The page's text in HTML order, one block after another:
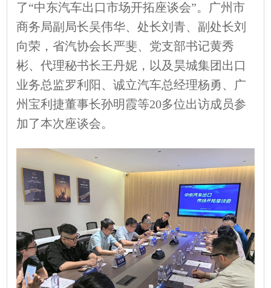
了“中东汽车出口市场开拓座谈会”。广州市
商务局副局长吴伟华、处长刘青、副处长刘
向荣，省汽协会长严斐、党支部书记黄秀
彬、代理秘书长王丹妮，以及昊城集团出口
业务总监罗利阳、诚立汽车总经理杨勇、广
州宝利捷董事长孙明霞等20多位出访成员参
加了本次座谈会。